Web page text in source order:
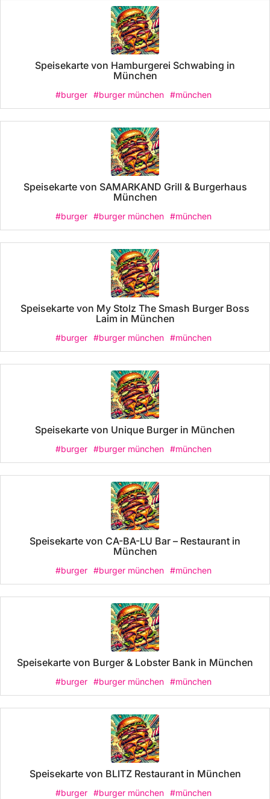
Speisekarte von Hamburgerei Schwabing in
München
#burger #burger münchen #münchen
Speisekarte von SAMARKAND Grill & Burgerhaus
München
#burger #burger münchen #münchen
Speisekarte von My Stolz The Smash Burger Boss
Laim in München
#burger #burger münchen #münchen
Speisekarte von Unique Burger in München
#burger #burger münchen #münchen
Speisekarte von CA-BA-LU Bar – Restaurant in
München
#burger #burger münchen #münchen
Speisekarte von Burger & Lobster Bank in München
#burger #burger münchen #münchen
Speisekarte von BLITZ Restaurant in München
#burger #burger münchen #münchen